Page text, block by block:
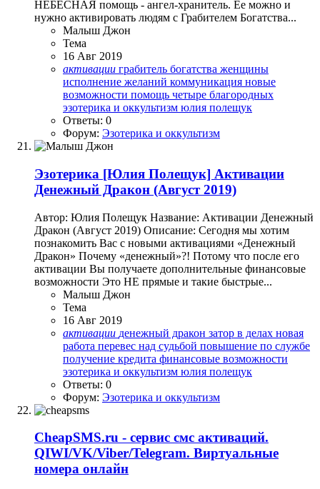
НЕБЕСНАЯ помощь - ангел-хранитель. Ее можно и
нужно активировать людям с Грабителем Богатства...
Малыш Джон
Тема
16 Авг 2019
активации грабитель богатства женщины
исполнение желаний коммуникация новые
возможности помощь четыре благородных
эзотерика и оккультизм юлия полещук
Ответы: 0
Форум: Эзотерика и оккультизм
Эзотерика [Юлия Полещук] Активации
Денежный Дракон (Август 2019)
Автор: Юлия Полещук Название: Активации Денежный
Дракон (Август 2019) Описание: Сегодня мы хотим
познакомить Вас с новыми активациями «Денежный
Дракон» Почему «денежный»?! Потому что после его
активации Вы получаете дополнительные финансовые
возможности Это НЕ прямые и такие быстрые...
Малыш Джон
Тема
16 Авг 2019
активации денежный дракон затор в делах новая
работа перевес над судьбой повышение по службе
получение кредита финансовые возможности
эзотерика и оккультизм юлия полещук
Ответы: 0
Форум: Эзотерика и оккультизм
CheapSMS.ru - сервис смс активаций.
QIWI/VK/Viber/Telegram. Виртуальные
номера онлайн